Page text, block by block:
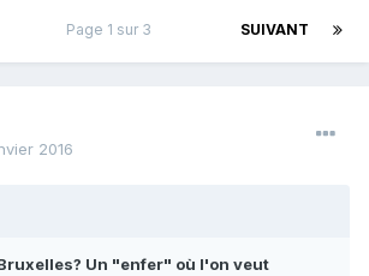
SUIVANT
Page 1 sur 3
2016
Un "enfer" où l'on veut